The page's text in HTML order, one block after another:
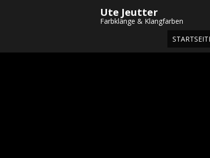
Ute Jeutter
Farbklänge & Klangfarben
Startseite/Shop/